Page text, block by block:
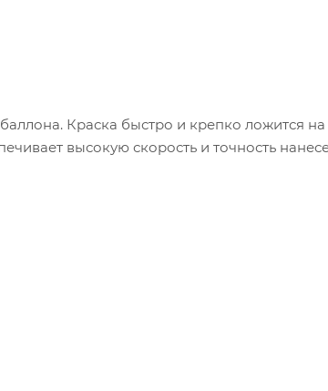
Краска быстро и крепко ложится на
высокую скорость и точность